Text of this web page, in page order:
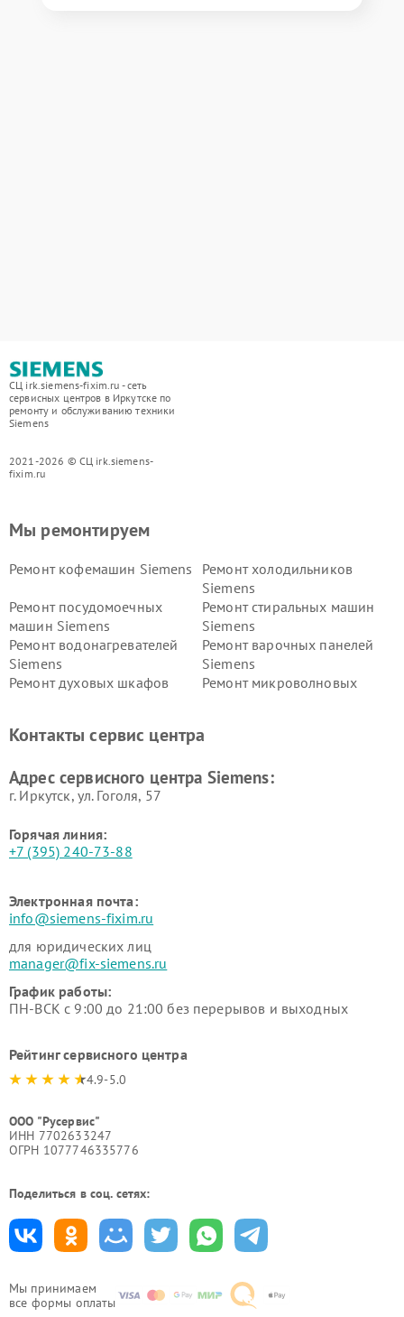
СЦ irk.siemens-fixim.ru - сеть
сервисных центров в Иркутске по
ремонту и обслуживанию техники
Siemens
2021-2026 © СЦ irk.siemens-
fixim.ru
Мы принимаем
все формы оплаты
Мы ремонтируем
Ремонт кофемашин Siemens
Ремонт холодильников
Siemens
Ремонт посудомоечных
машин Siemens
Ремонт стиральных машин
Siemens
Ремонт водонагревателей
Siemens
Ремонт варочных панелей
Siemens
Ремонт духовых шкафов
Ремонт микроволновых
Siemens
Siemens
Siemens
Siemens
Контакты сервис центра
Адрес сервисного центра Siemens:
г. Иркутск, ул. ​Гоголя, 57
Горячая линия:
+7 (395) 240-73-88
Электронная почта:
info@siemens-fixim.ru
для юридических лиц
manager@fix-siemens.ru
График работы:
ПН-ВСК с 9:00 до 21:00 без перерывов и выходных
Рейтинг сервисного центра
4.9-5.0
ООО "Русервис"
ИНН 7702633247
ОГРН 1077746335776
Поделиться в соц. сетях: